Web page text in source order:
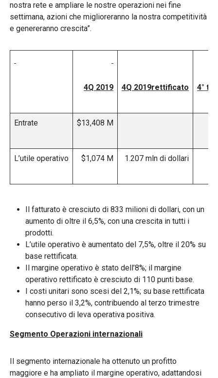
nostra rete e ampliare le nostre operazioni nei fine
settimana, azioni che miglioreranno la nostra competitività
e genereranno crescita”.
4Q 2019 4Q 2019rettificato 4°
Entrate $13,408 M
L’utile operativo $1,074 M 1.207 mln di dollari
Il fatturato è cresciuto di 833 milioni di dollari, con un
aumento di oltre il 6,5%, con una crescita in tutti i
prodotti.
L’utile operativo è aumentato del 7,5%, oltre il 20% su
base rettificata.
Il margine operativo è stato dell’8%; il margine
operativo rettificato è cresciuto di 110 punti base.
I costi unitari sono scesi del 2,1%; su base rettificata
hanno perso il 3,2%, contribuendo al terzo trimestre
consecutivo di leva operativa positiva.
Segmento Operazioni internazionali
Il segmento internazionale ha ottenuto un profitto
maggiore e ha ampliato il margine operativo, adattandosi